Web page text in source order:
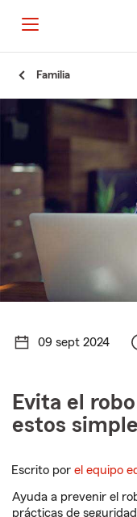
Familia
09 sept 2024
Evita el
estos
Escrito porel equipo
Ayuda a prevenir el
prácticas de